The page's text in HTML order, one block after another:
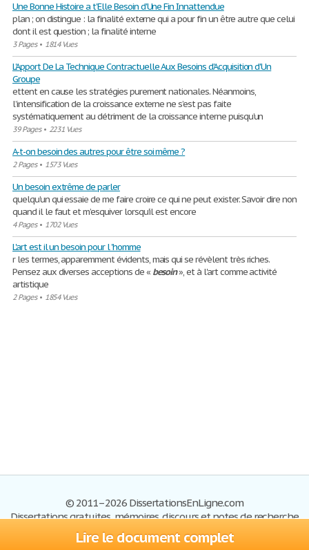
Lire le document complet
Une Bonne Histoire a t'Elle Besoin d'Une Fin Innattendue
plan ; on distingue : la finalité externe qui a pour fin un être autre que celui
dont il est question ; la finalité interne
3 Pages• 1814 Vues
L'Apport De La Technique Contractuelle Aux Besoins d'Acquisition d'Un
Groupe
ettent en cause les stratégies purement nationales. Néanmoins,
l’intensification de la croissance externe ne s’est pas faite
systématiquement au détriment de la croissance interne puisqu’un
39 Pages• 2231 Vues
A-t-on besoin des autres pour être soi même ?
2 Pages• 1573 Vues
Un besoin extrême de parler
quelqu’un qui essaie de me faire croire ce qui ne peut exister. Savoir dire non
quand il le faut et m’esquiver lorsqu’il est encore
4 Pages• 1702 Vues
L'art est il un besoin pour l 'homme
r les termes, apparemment évidents, mais qui se révèlent très riches.
Pensez aux diverses acceptions de « besoin», et à l'art comme activité
artistique
2 Pages• 1854 Vues
© 2011–2026 DissertationsEnLigne.com
Dissertations gratuites, mémoires, discours et notes de recherche